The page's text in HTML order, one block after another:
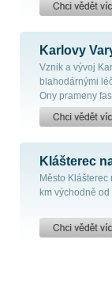
Karlovy
Vznik a vývoj
blahodárnými
Ony prameny
Klášterec
Město
km východně